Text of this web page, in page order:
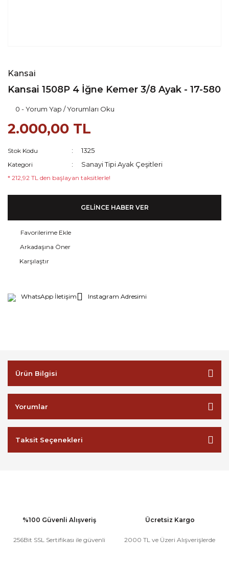
Kansai
Kansai 1508P 4 İğne Kemer 3/8 Ayak - 17-580
0 - Yorum Yap / Yorumları Oku
2.000,00 TL
Stok Kodu 1325
Kategori Sanayi Tipi Ayak Çeşitleri
* 212,92 TL den başlayan taksitlerle!
GELİNCE HABER VER
Arkadaşına Öner
Karşılaştır
WhatsApp İletişim Instagram Adresimi
Ürün Bilgisi
Yorumlar
Taksit Seçenekleri
%100 Güvenli Alışveriş
256Bit SSL Sertifikası ile güvenli
Ücretsiz Kargo
2000 TL ve Üzeri Alışverişlerde